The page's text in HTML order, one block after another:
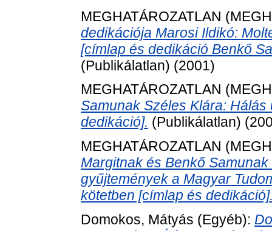
MEGHATÁROZATLAN
dedikációja Marosi Ildikó:
[címlap és dedikáció Benkő
(Publikálatlan) (2001)
MEGHATÁROZATLAN
Samunak Széles Klára:
dedikáció]. (Publikálatlan)
MEGHATÁROZATLAN
Margitnak és Benkő
gyűjtemények a Magyar
kötetben [címlap és
Domokos, Mátyás (Egyéb):